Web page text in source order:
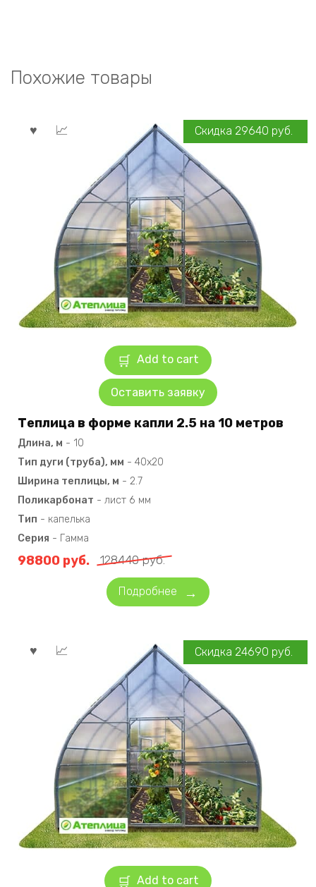
Похожие товары
Add to cart
Оставить заявку
Скидка 29640 руб.
Теплица в форме капли 2.5 на 10 метров
Длина, м - 10
Тип дуги (труба), мм - 40х20
Ширина теплицы, м - 2.7
Поликарбонат - лист 6 мм
Тип - капелька
Серия - Гамма
128440руб.
98800 руб.
Подробнее
Add to cart
Скидка 24690 руб.